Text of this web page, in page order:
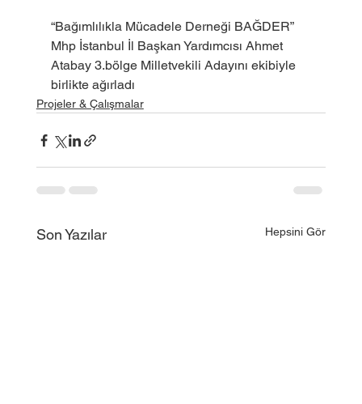
“Bağımlılıkla Mücadele Derneği BAĞDER”
Mhp İstanbul İl Başkan Yardımcısı Ahmet
Atabay 3.bölge Milletvekili Adayını ekibiyle
birlikte ağırladı
Projeler & Çalışmalar
Son Yazılar Hepsini Gör